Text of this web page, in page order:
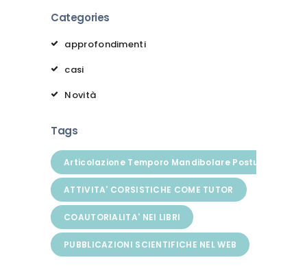
Categories
approfondimenti
casi
Novità
Tags
Articolazione Temporo Mandibolare Postura
ATTIVITA' CORSISTICHE COME TUTOR
COAUTORIALITA' NEI LIBRI
PUBBLICAZIONI SCIENTIFICHE NEL WEB